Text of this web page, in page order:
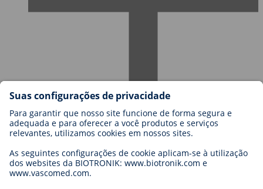
Carreiras na BIOTRONIK
Níveis de carreira
Candidatura
Oportunidades de carreira